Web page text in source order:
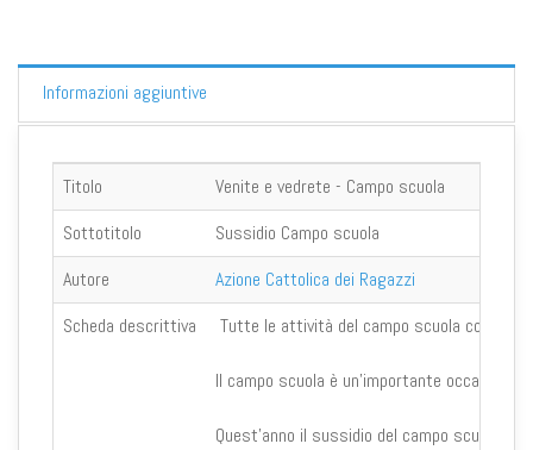
Informazioni aggiuntive
Titolo
Venite e vedrete - Campo scuola
Sottotitolo
Sussidio Campo scuola
Autore
Azione Cattolica dei Ragazzi
Scheda descrittiva
Tutte le attività del campo scuola con i
Il campo scuola è un'importante occasione,
Quest'anno il sussidio del campo scuola è in